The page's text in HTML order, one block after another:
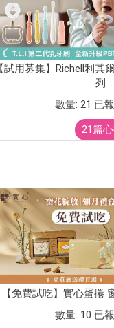
【試用募集】Richell利其
列
數量: 21 已
21篇
【免費試吃】實心蛋捲
數量: 10 已